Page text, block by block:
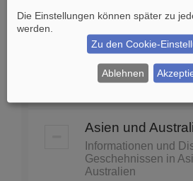
United Nations,
Unesco...
Themen:87
Moderator:
Asien und
Informationen und
Geschehnissen in
Australien
Die Einstellungen können später zu
werden.
Zu den Cookie-
Ablehnen